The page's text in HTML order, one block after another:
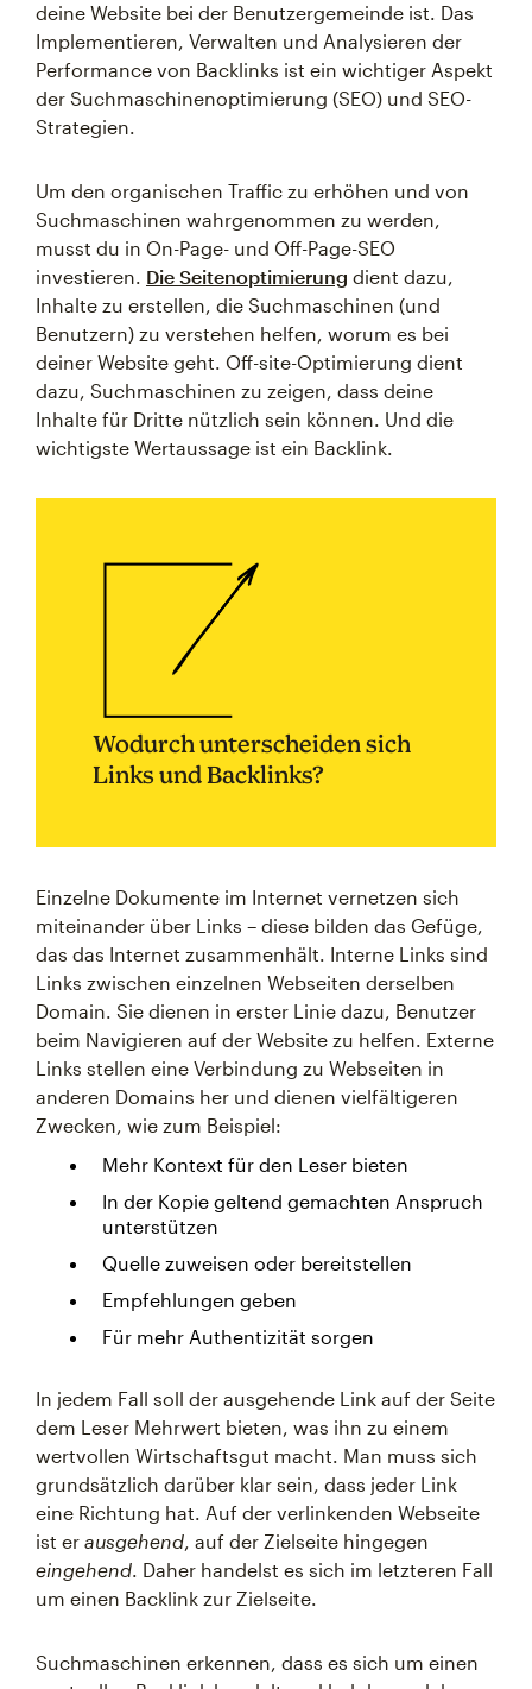
deine Website bei der Benutzergemeinde ist. Das
Implementieren, Verwalten und Analysieren der
Performance von Backlinks ist ein wichtiger Aspekt
der Suchmaschinenoptimierung (SEO) und SEO-
Strategien.
Um den organischen Traffic zu erhöhen und von
Suchmaschinen wahrgenommen zu werden,
musst du in On-Page- und Off-Page-SEO
investieren. Die Seitenoptimierung dient dazu,
Inhalte zu erstellen, die Suchmaschinen (und
Benutzern) zu verstehen helfen, worum es bei
deiner Website geht. Off-site-Optimierung dient
dazu, Suchmaschinen zu zeigen, dass deine
Inhalte für Dritte nützlich sein können. Und die
wichtigste Wertaussage ist ein Backlink.
Wodurch unterscheiden sich
Links und Backlinks?
Einzelne Dokumente im Internet vernetzen sich
miteinander über Links – diese bilden das Gefüge,
das das Internet zusammenhält. Interne Links sind
Links zwischen einzelnen Webseiten derselben
Domain. Sie dienen in erster Linie dazu, Benutzer
beim Navigieren auf der Website zu helfen. Externe
Links stellen eine Verbindung zu Webseiten in
anderen Domains her und dienen vielfältigeren
Zwecken, wie zum Beispiel:
Mehr Kontext für den Leser bieten
In der Kopie geltend gemachten Anspruch
unterstützen
Quelle zuweisen oder bereitstellen
Empfehlungen geben
Für mehr Authentizität sorgen
In jedem Fall soll der ausgehende Link auf der Seite
dem Leser Mehrwert bieten, was ihn zu einem
wertvollen Wirtschaftsgut macht. Man muss sich
grundsätzlich darüber klar sein, dass jeder Link
eine Richtung hat. Auf der verlinkenden Webseite
ist er ausgehend, auf der Zielseite hingegen
eingehend. Daher handelst es sich im letzteren Fall
um einen Backlink zur Zielseite.
Suchmaschinen erkennen, dass es sich um einen